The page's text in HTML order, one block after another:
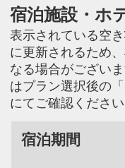
宿泊施設・ホ
表示されている空
に更新されるため
なる場合がござい
はプラン選択後の
にてご確認ください
宿泊期間